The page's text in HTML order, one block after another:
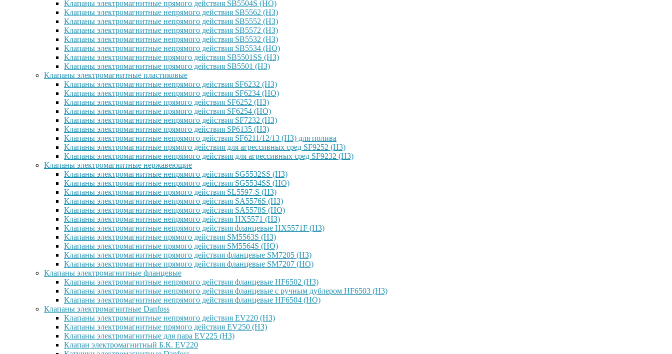
Клапаны электромагнитные прямого действия SB5504S (НО)
Клапаны электромагнитные непрямого действия SB5562 (НЗ)
Клапаны электромагнитные непрямого действия SB5552 (НЗ)
Клапаны электромагнитные непрямого действия SB5572 (НЗ)
Клапаны электромагнитные непрямого действия SB5532 (НЗ)
Клапаны электромагнитные непрямого действия SB5534 (НО)
Клапаны электромагнитные прямого действия SB5501SS (НЗ)
Клапаны электромагнитные прямого действия SB5501 (НЗ)
Клапаны электромагнитные пластиковые
Клапаны электромагнитные непрямого действия SF6232 (НЗ)
Клапаны электромагнитные непрямого действия SF6234 (НО)
Клапаны электромагнитные прямого действия SF6252 (НЗ)
Клапаны электромагнитные прямого действия SF6254 (НО)
Клапаны электромагнитные непрямого действия SF7232 (НЗ)
Клапаны электромагнитные прямого действия SP6135 (НЗ)
Клапаны электромагнитные непрямого действия SF6211/12/13 (НЗ) для полива
Клапаны электромагнитные прямого действия для агрессивных сред SF9252 (H3)
Клапаны электромагнитные непрямого действия для агрессивных сред SF9232 (H3)
Клапаны электромагнитные нержавеющие
Клапаны электромагнитные непрямого действия SG5532SS (НЗ)
Клапаны электромагнитные непрямого действия SG5534SS (НО)
Клапаны электромагнитные прямого действия SL5597-S (НЗ)
Клапаны электромагнитные непрямого действия SA5576S (НЗ)
Клапаны электромагнитные непрямого действия SA5578S (НО)
Клапаны электромагнитные непрямого действия HX5571 (НЗ)
Клапаны электромагнитные непрямого действия фланцевые HX5571F (НЗ)
Клапаны электромагнитные прямого действия SM5563S (НЗ)
Клапаны электромагнитные прямого действия SM5564S (НО)
Клапаны электромагнитные прямого действия фланцевые SM7205 (НЗ)
Клапаны электромагнитные прямого действия фланцевые SM7207 (НО)
Клапаны электромагнитные фланцевые
Клапаны электромагнитные непрямого действия фланцевые HF6502 (НЗ)
Клапаны электромагнитные непрямого действия фланцевые с ручным дублером HF6503 (Н3)
Клапаны электромагнитные непрямого действия фланцевые HF6504 (НО)
Клапаны электромагнитные Danfoss
Клапаны электромагнитные непрямого действия EV220 (НЗ)
Клапаны электромагнитные прямого действия EV250 (НЗ)
Клапаны электромагнитные для пара EV225 (НЗ)
Клапан электромагнитный Б.К. EV220